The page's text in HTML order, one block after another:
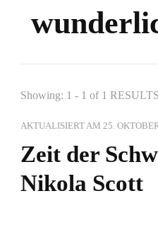
Showing: 1 - 1 of 1 RESULTS
AKTUALISIERT AM 25.
Zeit der
Nikola Scott